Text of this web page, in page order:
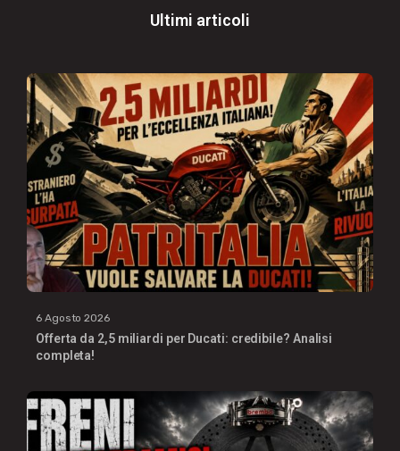
Ultimi articoli
6 Agosto 2026
Offerta da 2,5 miliardi per Ducati: credibile? Analisi
completa!